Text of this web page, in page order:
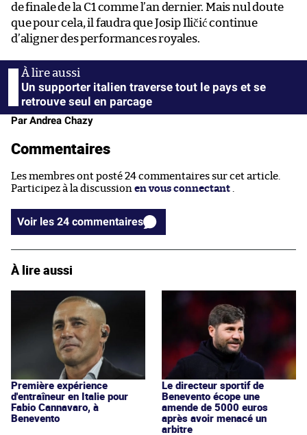
de finale de la C1 comme l’an dernier. Mais nul doute
que pour cela, il faudra que Josip Iličić continue
d’aligner des performances royales.
Un supporter italien traverse tout le pays et se
retrouve seul en parcage
Par Andrea Chazy
Commentaires
Les membres ont posté 24 commentaires sur cet article.
Participez à la discussion en vous connectant
Voir les 24 commentaires
À lire aussi
Première expérience
d'entraîneur en Italie pour
Fabio Cannavaro, à
Benevento
Le directeur sportif de
Benevento écope une
amende de 5000 euros
après avoir menacé un
arbitre